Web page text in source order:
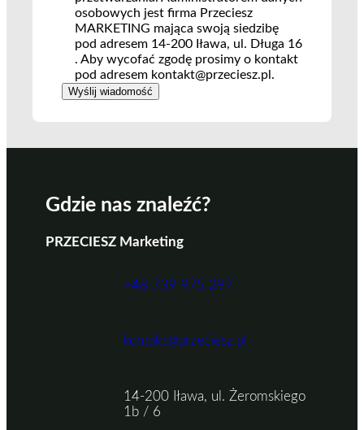
osobowych jest firma Przeciesz
MARKETING mająca swoją siedzibę
pod adresem 14-200 Iława, ul. Długa 16
. Aby wycofać zgodę prosimy o kontakt
pod adresem kontakt@przeciesz.pl.
Gdzie nas znaleźć?
PRZECIESZ Marketing
+48 739 975 297
kontakt@przeciesz.pl
14-200 Iława, ul. Żeromskiego
1b / 6